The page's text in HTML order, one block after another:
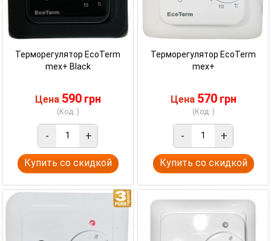
Терморегулятор EcoTerm
mex+ Black
Цена 590 грн
(Код: )
- +
Купить со скидкой
Терморегулятор EcoTerm
mex+
Цена 570 грн
(Код: )
- +
Купить со скидкой